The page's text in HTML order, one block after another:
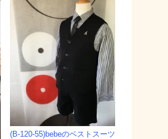
(B-120-55)bebeのベストスーツ